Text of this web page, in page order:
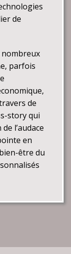
de
nombreux
parfois
de
story qui
l’audace
en
être du